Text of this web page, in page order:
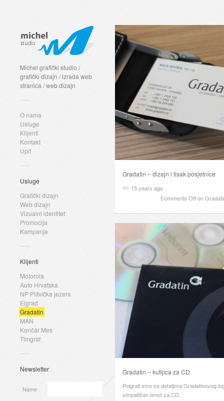
Michel grafički studio /
grafički dizajn / izrada web
stranica / web dizajn
O nama
Usluge
Klijenti
Kontakt
Upit
Usluge
Grafički dizajn
Web dizajn
Vizualni identitet
Promocija
Kampanje
Klijenti
Motorola
Auto Hrvatska
NP Plitvička jezera
Elgrad
Gradatin
MAN
Končar Mes
Timgraf
Newsletter
Name
Gradatin – dizajn i tisak posjetnice
15 years ago
Comments Offon
Gradatin – kutijica za CD
Poigrali smo se detaljima Gradatinovog
simpatičan omot za CD.